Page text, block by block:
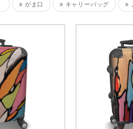
がま口 キャリーバッグ